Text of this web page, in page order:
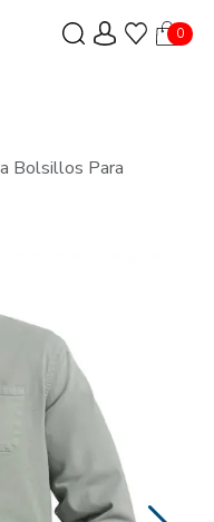
0
Bolsillos Para